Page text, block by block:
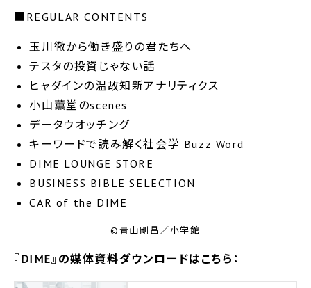
■REGULAR CONTENTS
玉川徹から働き盛りの君たちへ
テスタの投資じゃない話
ヒャダインの温故知新アナリティクス
小山薫堂のscenes
データウオッチング
キーワードで読み解く社会学 Buzz Word
DIME LOUNGE STORE
BUSINESS BIBLE SELECTION
CAR of the DIME
©青山剛昌／小学館
『DIME』の媒体資料ダウンロードはこちら：